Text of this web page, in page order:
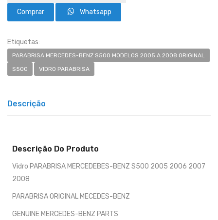
Whatsapp
Etiquetas:
PARABRISA MERCEDES-BENZ S500 MODELOS 2005 A 2008 ORIGINAL
S500
VIDRO PARABRISA
Descrição
Descrição Do Produto
Vidro PARABRISA MERCEDEBES-BENZ S500 2005 2006 2007
2008
PARABRISA ORIGINAL MECEDES-BENZ
GENUINE MERCEDES-BENZ PARTS